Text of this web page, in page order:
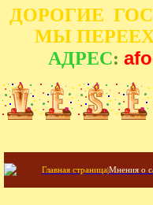
ДОРОГИЕ
МЫ
АДРЕС:
Главная страница|Мнения о